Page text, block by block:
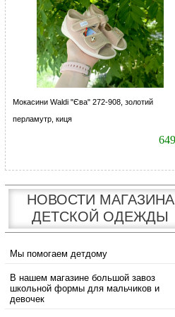
Мокасини Waldi "Єва" 272-908, золотий
перламутр, киця
НОВОСТИ МАГАЗИНА
ДЕТСКОЙ ОДЕЖДЫ
Мы помогаем детдому
В нашем магазине большой завоз
школьной формы для мальчиков и
девочек